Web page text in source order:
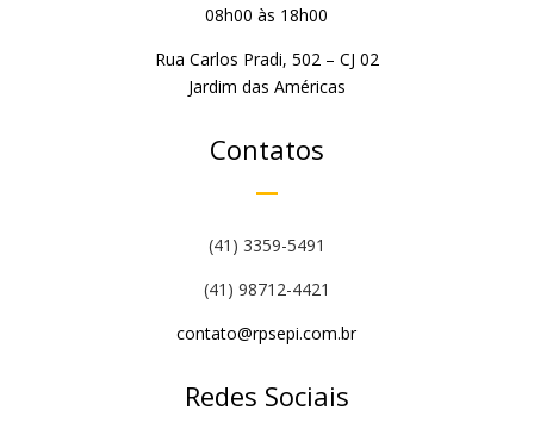
08h00 às 18h00
Rua Carlos Pradi, 502 – CJ 02
Jardim das Américas
Contatos
(41) 3359-5491
(41) 98712-4421
contato@rpsepi.com.br
Redes Sociais